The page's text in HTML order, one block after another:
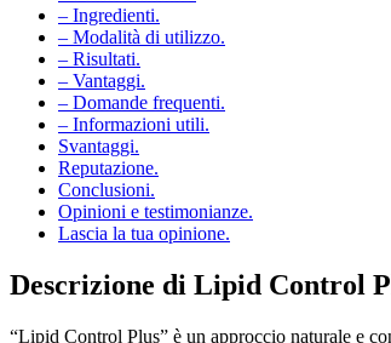
– Ingredienti.
– Modalità di utilizzo.
– Risultati.
– Vantaggi.
– Domande frequenti.
– Informazioni utili.
Svantaggi.
Reputazione.
Conclusioni.
Opinioni e testimonianze.
Lascia la tua opinione.
Descrizione di Lipid Control
“Lipid Control Plus” è un approccio naturale e